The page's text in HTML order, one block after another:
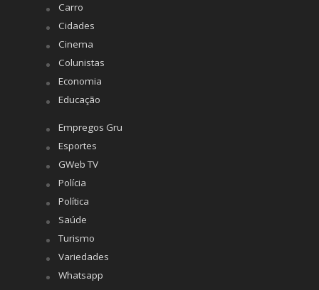
Carro
Cidades
Cinema
Colunistas
Economia
Educação
Empregos Gru
Esportes
GWeb TV
Polícia
Política
Saúde
Turismo
Variedades
Whatsapp